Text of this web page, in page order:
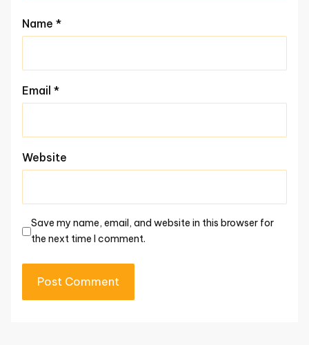
Name *
Email *
Website
Save my name, email, and website in this browser for
the next time I comment.